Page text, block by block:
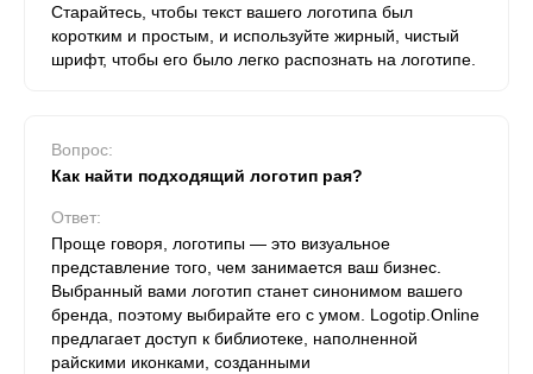
Старайтесь, чтобы текст вашего логотипа был
коротким и простым, и используйте жирный, чистый
шрифт, чтобы его было легко распознать на логотипе.
Вопрос:
Как найти подходящий логотип рая?
Ответ:
Проще говоря, логотипы — это визуальное
представление того, чем занимается ваш бизнес.
Выбранный вами логотип станет синонимом вашего
бренда, поэтому выбирайте его с умом. Logotip.Online
предлагает доступ к библиотеке, наполненной
райскими иконками, созданными